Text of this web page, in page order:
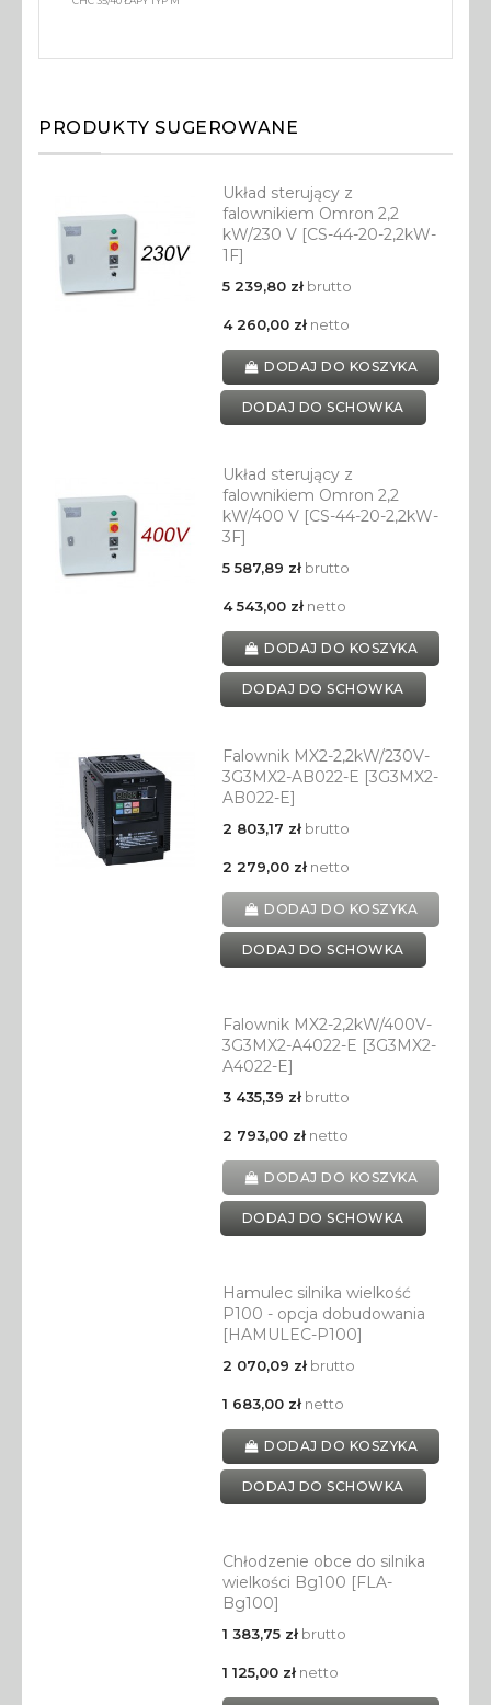
PRODUKTY SUGEROWANE
Układ sterujący z
falownikiem Omron 2,2
kW/230 V [CS-44-20-2,2kW-
1F]
5 239,80 złbrutto
4 260,00 złnetto
DODAJ DO KOSZYKA
DODAJ DO SCHOWKA
Układ sterujący z
falownikiem Omron 2,2
kW/400 V [CS-44-20-2,2kW-
3F]
5 587,89 złbrutto
4 543,00 złnetto
DODAJ DO KOSZYKA
DODAJ DO SCHOWKA
Falownik MX2-2,2kW/230V-
3G3MX2-AB022-E [3G3MX2-
AB022-E]
2 803,17 złbrutto
2 279,00 złnetto
DODAJ DO KOSZYKA
DODAJ DO SCHOWKA
Falownik MX2-2,2kW/400V-
3G3MX2-A4022-E [3G3MX2-
A4022-E]
3 435,39 złbrutto
2 793,00 złnetto
DODAJ DO KOSZYKA
DODAJ DO SCHOWKA
Hamulec silnika wielkość
P100 - opcja dobudowania
[HAMULEC-P100]
2 070,09 złbrutto
1 683,00 złnetto
DODAJ DO KOSZYKA
DODAJ DO SCHOWKA
Chłodzenie obce do silnika
wielkości Bg100 [FLA-
Bg100]
1 383,75 złbrutto
1 125,00 złnetto